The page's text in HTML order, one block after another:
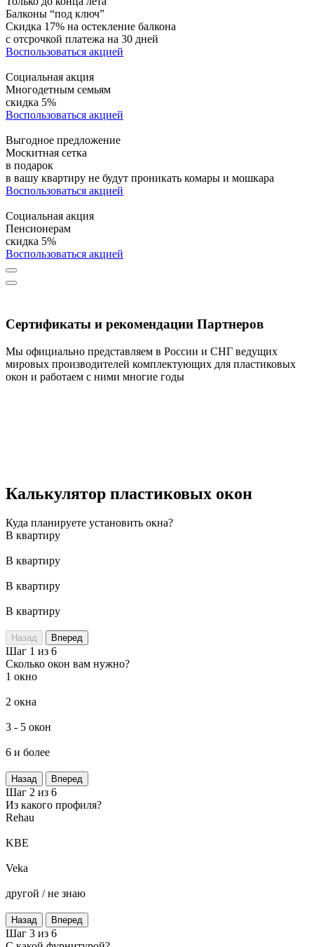
Балконы “под ключ”
Скидка 17% на остекление балкона
с отсрочкой платежа на 30 дней
Воспользоваться акцией
Социальная акция
Многодетным семьям
скидка 5%
Воспользоваться акцией
Выгодное предложение
Москитная сетка
в подарок
в вашу квартиру не будут проникать комары и мошкара
Воспользоваться акцией
Социальная акция
Пенсионерам
скидка 5%
Воспользоваться акцией
Сертификаты и рекомендации Партнеров
Мы официально представляем в России и СНГ ведущих
мировых производителей комплектующих для пластиковых
окон и работаем с ними многие годы
Калькулятор пластиковых окон
Куда планируете установить окна?
В квартиру
В квартиру
В квартиру
В квартиру
Назад Вперед
Шаг 1 из 6
Сколько окон вам нужно?
1 окно
2 окна
3 - 5 окон
6 и более
Назад Вперед
Шаг 2 из 6
Из какого профиля?
Rehau
KBE
Veka
другой / не знаю
Назад Вперед
Шаг 3 из 6